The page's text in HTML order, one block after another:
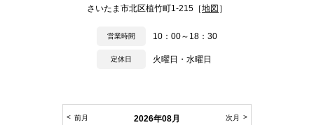
さいたま市北区植竹町1-215［地図 ］
営業時間 10：00～18：30
定休日 火曜日・水曜日
2026年08月
前月 次月